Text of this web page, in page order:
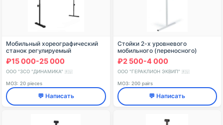
Мобильный хореографический
станок регулируемый
двухрядный (поручни из сосны /
бука / дуба)
₽15 000-25 000
ООО "ЗСО "ДИНАМИКА" 🇷🇺
МОЗ: 20 pieces
💬 Написать
Стойки 2-х уровневого
мобильного (переносного)
хореографического станка
«Eco» (пара) (Белый)
₽2 500-4 000
ООО "ГЕРАКЛИОН ЭКВИП" 🇷🇺
МОЗ: 200 pairs
💬 Написать